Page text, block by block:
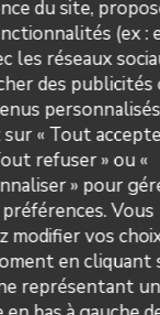
du site,
(ex :
les réseaux
des publicités
« Tout
refuser » ou «
» pour
Vous
modifier vos
en cliquant
représentant un
Cuisine
Cuisine
de restaurant
Restaurant,
Services
famille , Accès wifi
Baptême,
de vie de
Hôtel-Restaurant,
à skis, Menus
gratuit, Petit
Peut accueillir des
L'ANGELUS